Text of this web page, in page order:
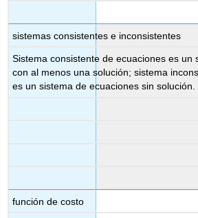
sistemas consistentes e inconsistentes
Sistema consistente de ecuaciones es un
con al menos una solución; sistema
es un sistema de ecuaciones sin solución.
función de costo